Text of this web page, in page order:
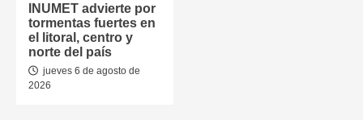
INUMET advierte por
tormentas fuertes en
el litoral, centro y
norte del país
jueves 6 de agosto de
2026